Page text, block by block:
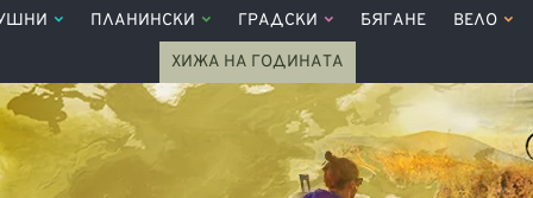
ПЛАНИНСКИ ГРАДСКИ БЯГАНЕ ВЕЛО
ХИЖА НА ГОДИНАТА